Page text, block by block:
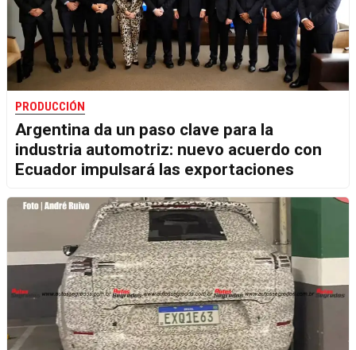
PRODUCCIÓN
Argentina da un paso clave para la
industria automotriz: nuevo acuerdo con
Ecuador impulsará las exportaciones